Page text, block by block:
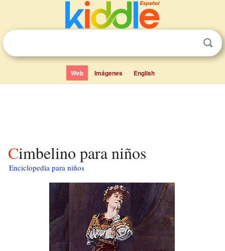
Web Imágenes English
Cimbelino para niños
Enciclopedia para niños